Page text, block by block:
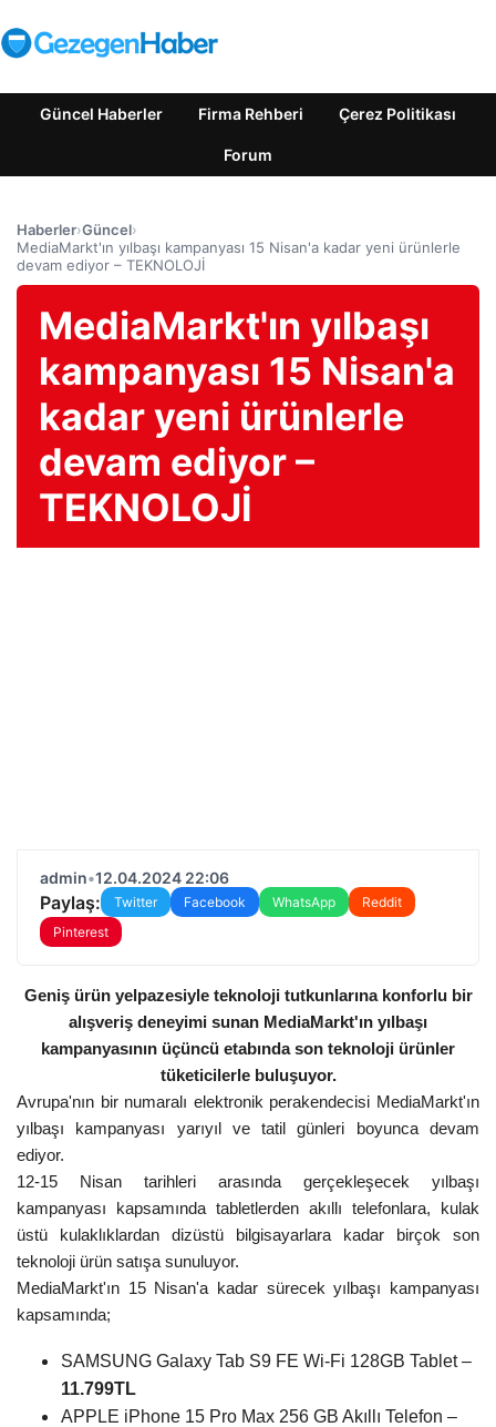
Güncel Haberler Firma Rehberi Çerez Politikası
Forum
Haberler›Güncel›
MediaMarkt'ın yılbaşı kampanyası 15 Nisan'a kadar yeni ürünlerle
devam ediyor – TEKNOLOJİ
MediaMarkt'ın yılbaşı
kampanyası 15 Nisan'a
kadar yeni ürünlerle
devam ediyor –
TEKNOLOJİ
admin•12.04.2024 22:06
Paylaş: Twitter Facebook WhatsApp
Reddit
Pinterest
Geniş ürün yelpazesiyle teknoloji tutkunlarına konforlu bir
alışveriş deneyimi sunan MediaMarkt'ın yılbaşı
kampanyasının üçüncü etabında son teknoloji ürünler
tüketicilerle buluşuyor.
Avrupa'nın bir numaralı elektronik perakendecisi MediaMarkt'ın
yılbaşı kampanyası yarıyıl ve tatil günleri boyunca devam
ediyor.
12-15 Nisan tarihleri ​​arasında gerçekleşecek yılbaşı
kampanyası kapsamında tabletlerden akıllı telefonlara, kulak
üstü kulaklıklardan dizüstü bilgisayarlara kadar birçok son
teknoloji ürün satışa sunuluyor.
MediaMarkt'ın 15 Nisan'a kadar sürecek yılbaşı kampanyası
kapsamında;
SAMSUNG Galaxy Tab S9 FE Wi-Fi 128GB Tablet –
11.799TL
APPLE iPhone 15 Pro Max 256 GB Akıllı Telefon –